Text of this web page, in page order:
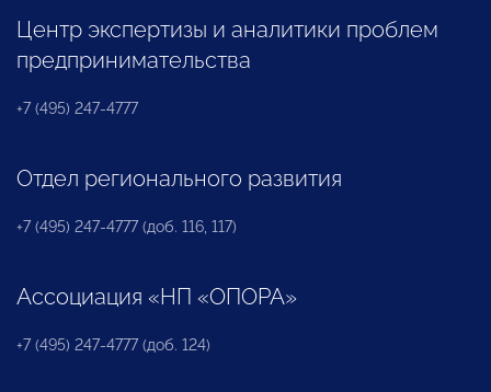
Центр экспертизы и аналитики проблем
предпринимательства
+7 (495) 247-4777
Отдел регионального развития
+7 (495) 247-4777 (доб. 116, 117)
Ассоциация «НП «ОПОРА»
+7 (495) 247-4777 (доб. 124)